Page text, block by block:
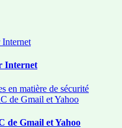
Internet
en matière de sécurité
de Gmail et Yahoo